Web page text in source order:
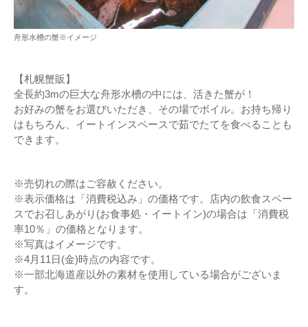
舟形水槽の蟹※イメージ
【札幌蟹販】
全長約3mの巨大な舟形水槽の中には、活きた蟹が！
お好みの蟹をお選びいただき、その場でボイル。お持ち帰り
はもちろん、イートインスペースで茹でたてを食べることも
できます。
※売切れの際はご容赦ください。
※表示価格は「消費税込み」の価格です。店内の飲食スペー
スでお召しあがり(お食事処・イートイン)の場合は「消費税
率10％」の価格となります。
※写真はイメージです。
※4月11日(金)時点の内容です。
※一部北海道産以外の素材を使用している場合がございま
す。